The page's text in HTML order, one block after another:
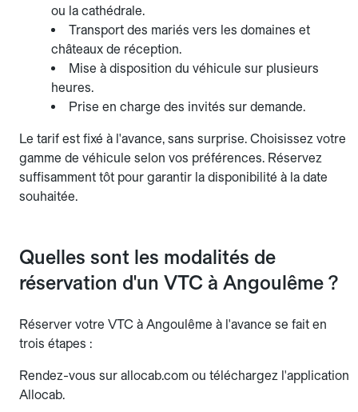
ou la cathédrale.
Transport des mariés vers les domaines et
châteaux de réception.
Mise à disposition du véhicule sur plusieurs
heures.
Prise en charge des invités sur demande.
Le tarif est fixé à l'avance, sans surprise. Choisissez votre
gamme de véhicule selon vos préférences. Réservez
suffisamment tôt pour garantir la disponibilité à la date
souhaitée.
Quelles sont les modalités de
réservation d'un VTC à Angoulême ?
Réserver votre VTC à Angoulême à l'avance se fait en
trois étapes :
Rendez-vous sur allocab.com ou téléchargez l'application
Allocab.